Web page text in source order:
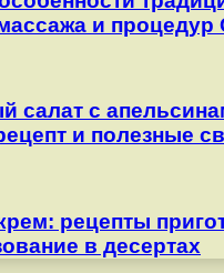
и
салат с
и полезные
рецепты
в десертах